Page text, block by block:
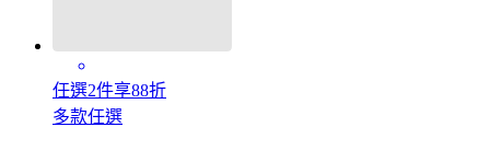
任選2件享88折
多款任選